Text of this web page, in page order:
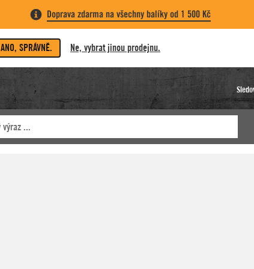
Doprava zdarma na všechny balíky od 1 500 Kč
ANO, SPRÁVNĚ. Ne, vybrat jinou prodejnu.